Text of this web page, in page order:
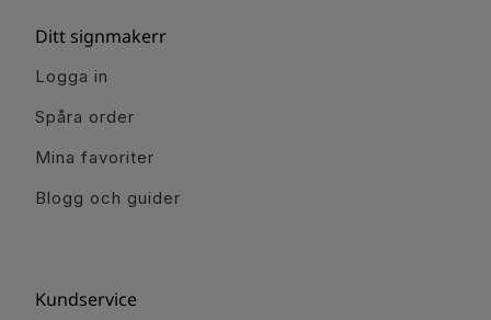
Ditt signmakerr
Logga in
Spåra order
Mina favoriter
Blogg och guider
Kundservice